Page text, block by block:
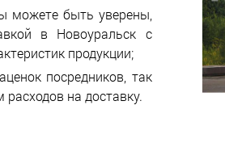
можете быть уверены,
в Новоуральск с
продукции;
посредников, так
на доставку.